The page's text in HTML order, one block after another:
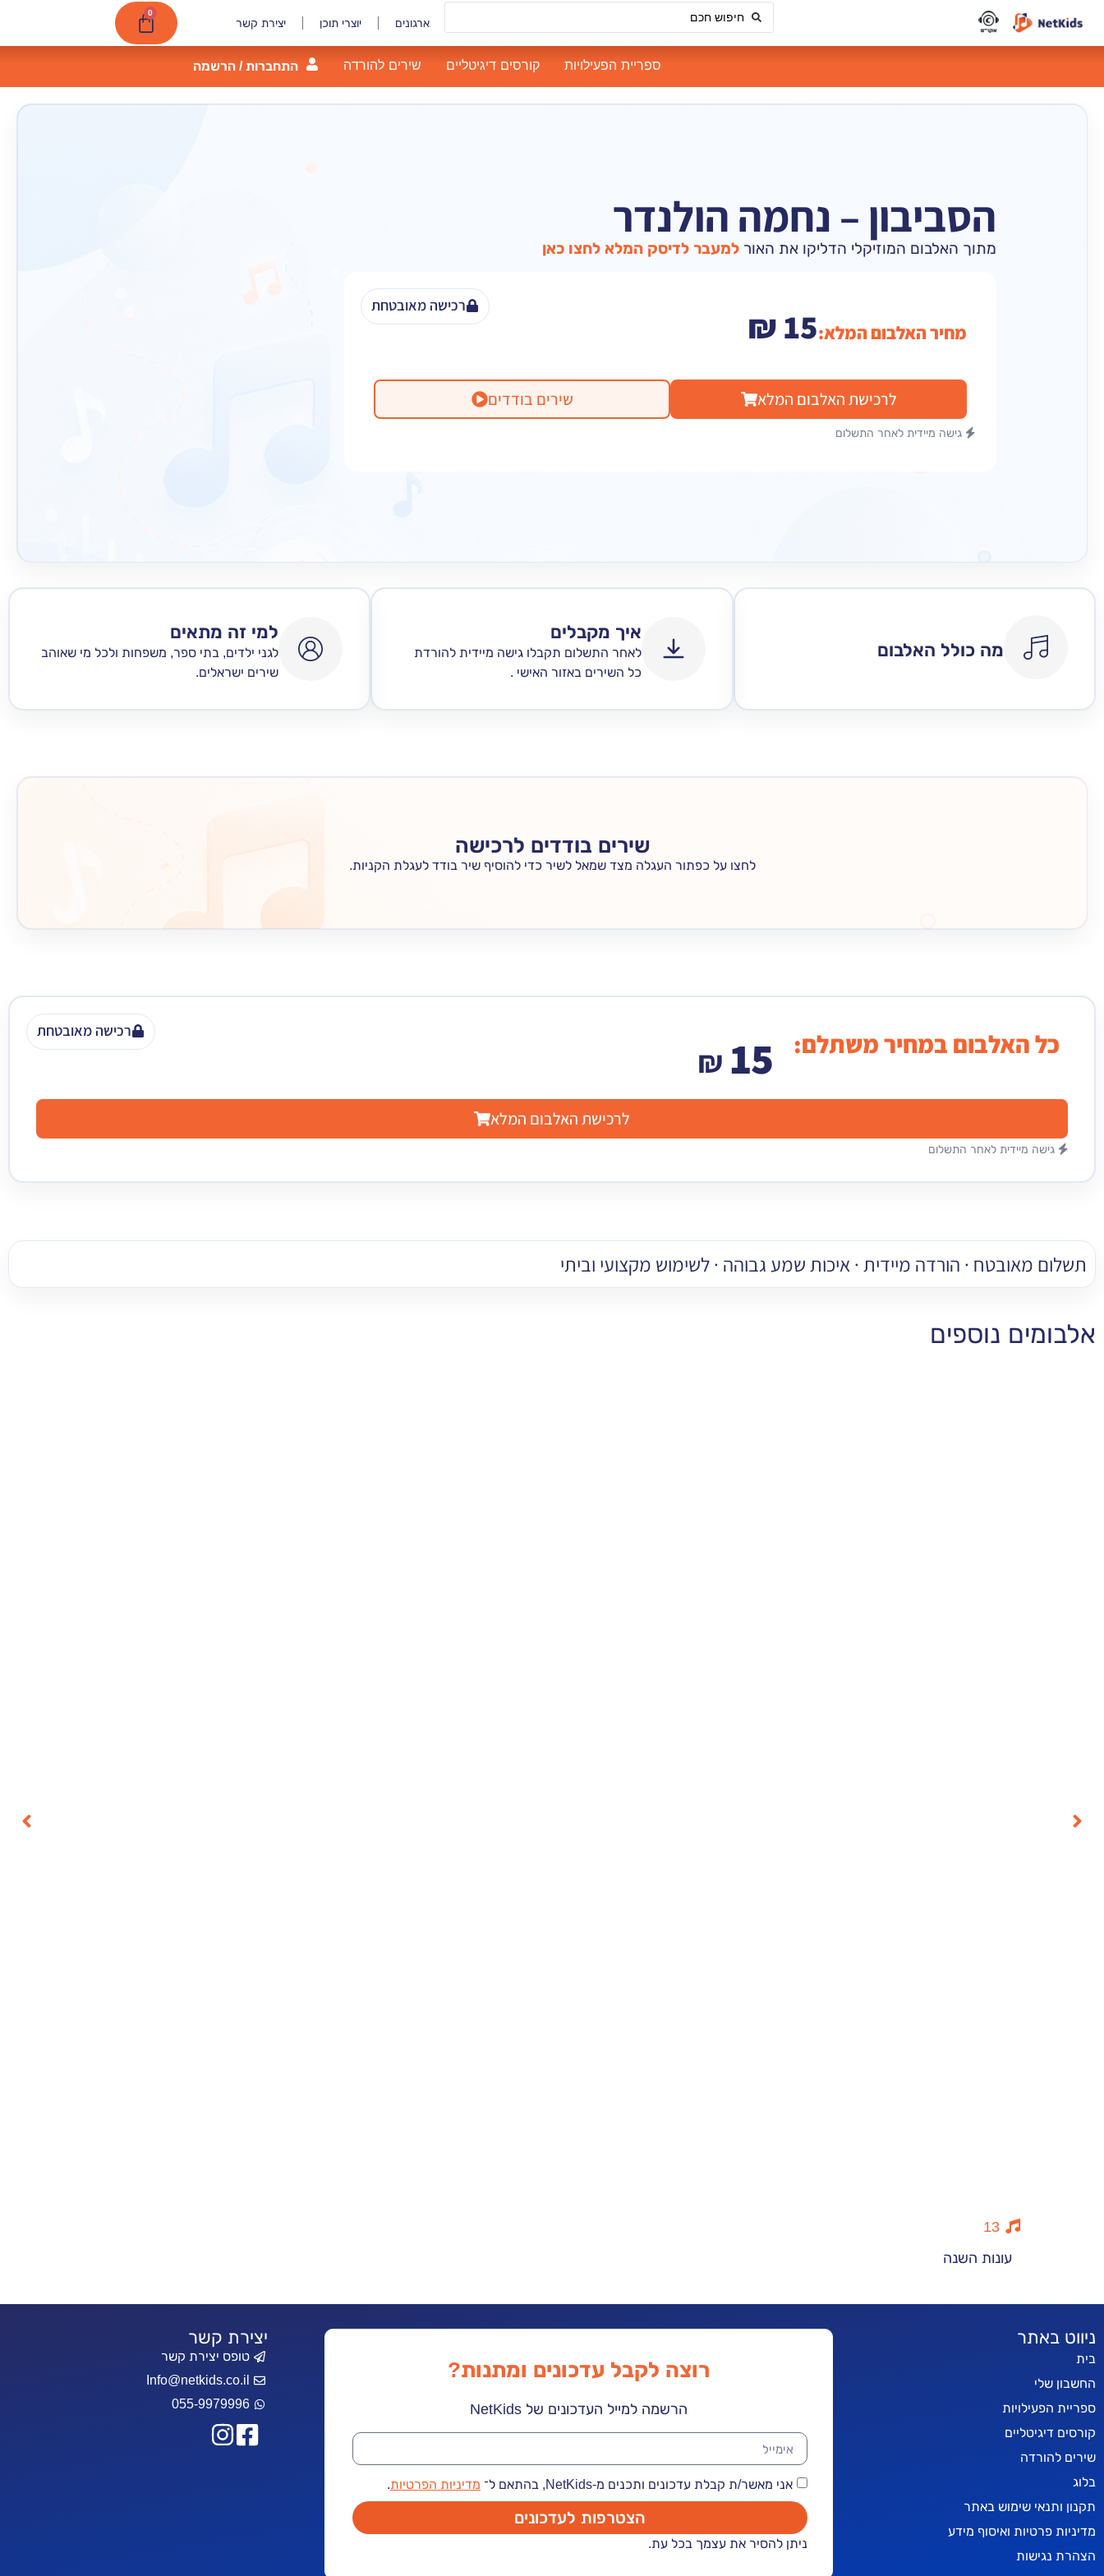
ארגונים יוצרי תוכן יצירת קשר
0
ספריית הפעילויות קורסים דיגיטליים שירים להורדה התחברות / הרשמה
הסביבון – נחמה הולנדר
מתוך האלבום המוזיקלי הדליקו את האור למעבר לדיסק המלא לחצו כאן
מחיר האלבום המלא: ₪15
לרכישת האלבום המלא שירים בודדים
גישה מיידית לאחר התשלום
רכישה מאובטחת
מה כולל האלבום
איך מקבלים
לאחר התשלום תקבלו גישה מיידית להורדת
כל השירים באזור האישי .
למי זה מתאים
לגני ילדים, בתי ספר, משפחות ולכל מי שאוהב
שירים ישראלים.
שירים בודדים לרכישה
לחצו על כפתור העגלה מצד שמאל לשיר כדי להוסיף שיר בודד לעגלת הקניות.
רכישה מאובטחת כל האלבום במחיר משתלם: ₪ 15
לרכישת האלבום המלא
גישה מיידית לאחר התשלום
תשלום מאובטח · הורדה מיידית · איכות שמע גבוהה · לשימוש מקצועי וביתי
אלבומים נוספים
עונות השנה
ניווט באתר
בית
החשבון שלי
ספריית הפעילויות
קורסים דיגיטליים
שירים להורדה
בלוג
תקנון ותנאי שימוש באתר
מדיניות פרטיות ואיסוף מידע
הצהרת נגישות
רוצה לקבל עדכונים ומתנות?
הרשמה למייל העדכונים של NetKids
אני מאשר/ת קבלת עדכונים ותכנים מ-NetKids, בהתאם ל־ מדיניות הפרטיות.
הצטרפות לעדכונים
ניתן להסיר את עצמך בכל עת.
יצירת קשר
טופס יצירת קשר
Info@netkids.co.il
055-9979996